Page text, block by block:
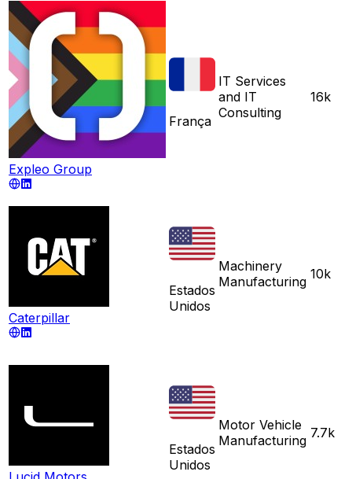
Expleo Group
França
IT Services
and IT
Consulting
16k
Caterpillar
Estados
Unidos
Machinery
Manufacturing 10k
Estados
Unidos
Motor Vehicle
Manufacturing 7.7k